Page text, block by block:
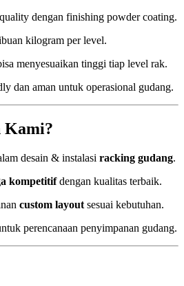
dengan finishing powder coating.
kilogram per level.
menyesuaikan tinggi tiap level rak.
dan aman untuk operasional gudang.
Kami?
desain & instalasi racking gudang.
kompetitifdengan kualitas terbaik.
custom layout sesuai kebutuhan.
perencanaan penyimpanan gudang.